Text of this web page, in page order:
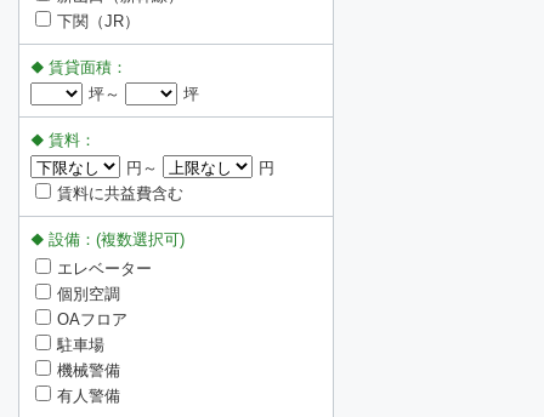
下関（JR）
賃貸面積：
坪～
坪
賃料：
円～
円
賃料に共益費含む
設備：(複数選択可)
エレベーター
個別空調
OAフロア
駐車場
機械警備
有人警備